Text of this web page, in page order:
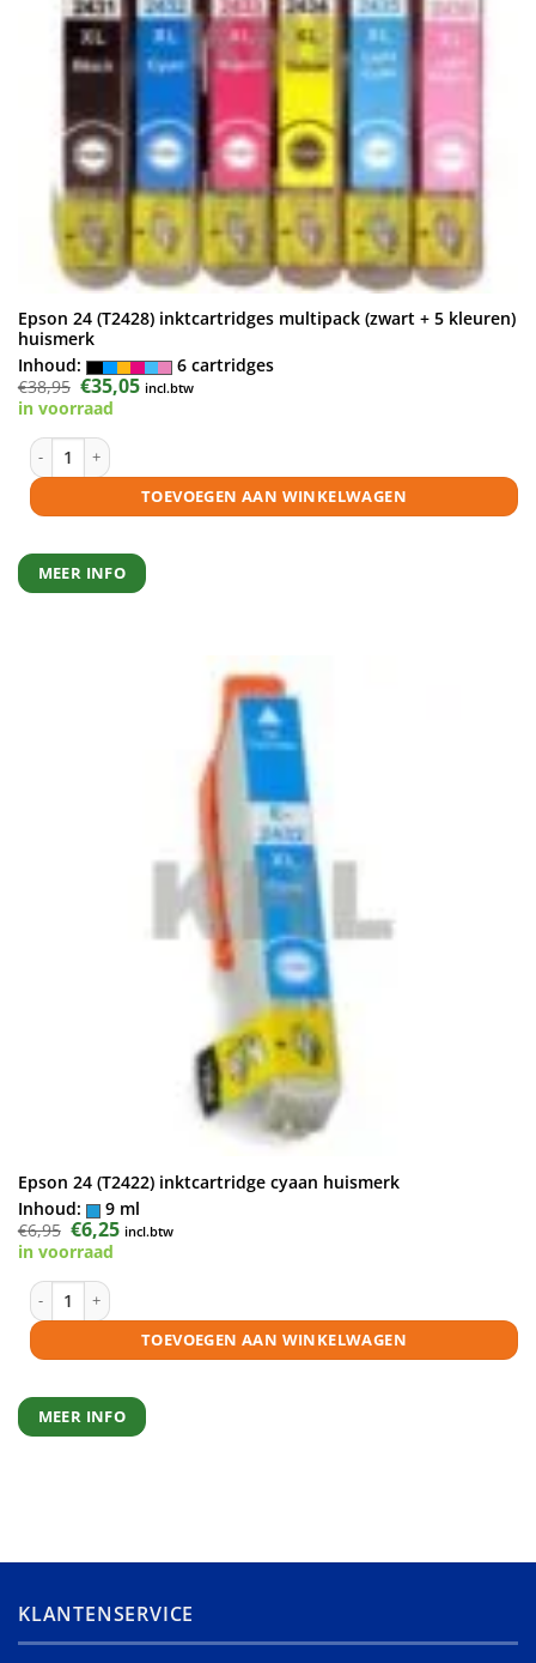
Epson 24 (T2428) inktcartridges multipack (zwart + 5 kleuren)
huismerk
Inhoud:
6 cartridges
€38,95 Oorspronkelijke
prijs
was:
€35,05Huidige
prijs
incl.btw
in voorraad
Epson 24 (T2428) inktcartridges multipack (zwart + 5 kleuren)
TOEVOEGEN AAN WINKELWAGEN
MEER INFO
Epson 24 (T2422) inktcartridge cyaan huismerk
Inhoud:
9 ml
€6,95 Oorspronkelijke
prijs
was:
€6,25Huidige
prijs
incl.btw
in voorraad
Epson 24 (T2422) inktcartridge cyaan huismerk aantal
TOEVOEGEN AAN WINKELWAGEN
MEER INFO
KLANTENSERVICE